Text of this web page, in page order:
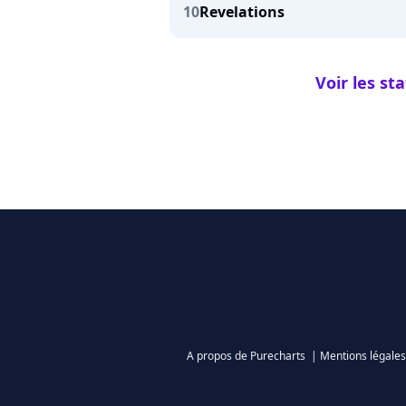
10Revelations
Voir les
A propos de Purecharts | Mentions légales